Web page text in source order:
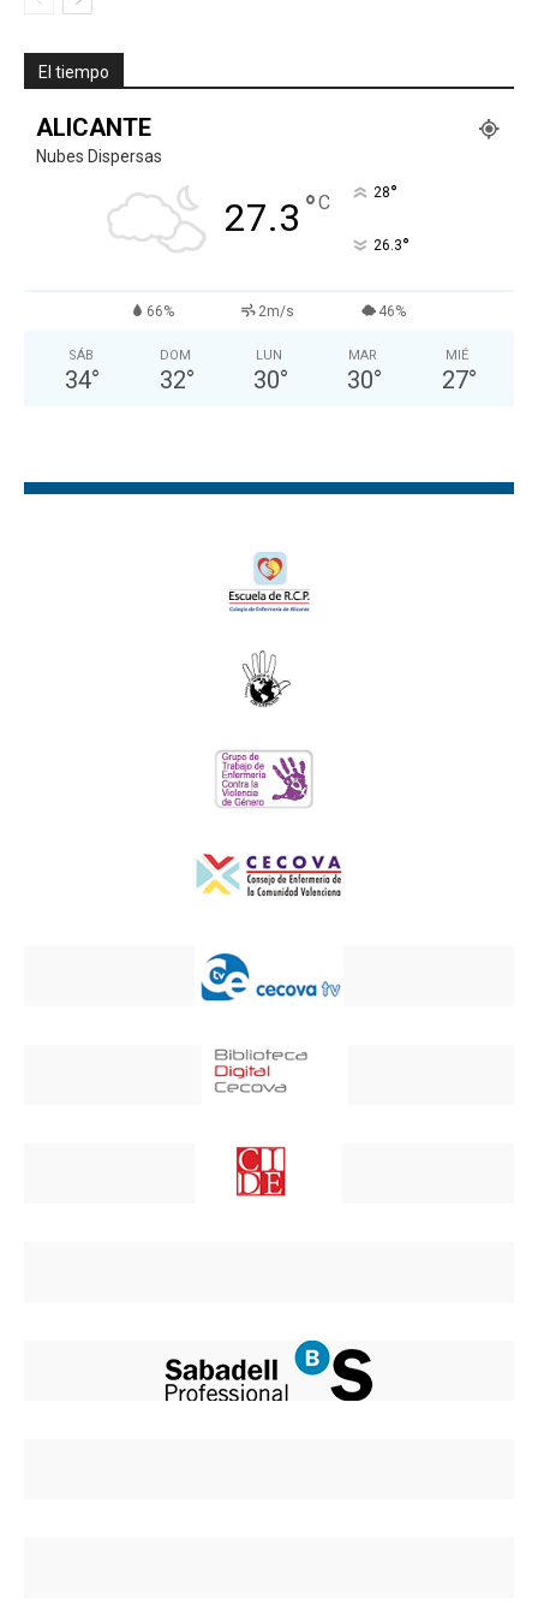
El tiempo
ALICANTE
Nubes Dispersas
27.3 °C 28°
26.3°
66% 2m/s 46%
SÁB
34°
DOM
32°
LUN
30°
MAR
30°
MIÉ
27°